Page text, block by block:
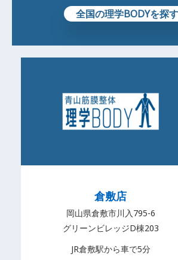
全国の理学BODYを探す
倉敷店
岡山県倉敷市川入795-6
グリーンビレッジD棟203
JR倉敷駅から車で5分